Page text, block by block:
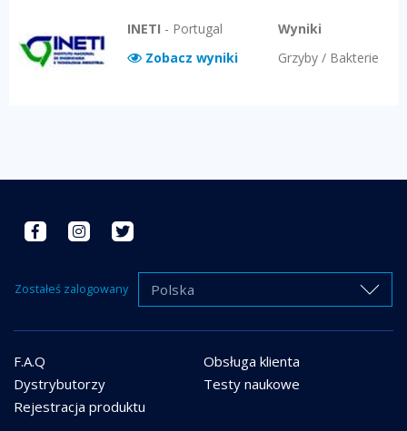
INETI - Portugal
Zobacz wyniki
Wyniki
Grzyby / Bakterie
Zostałeś zalogowany Polska
F.A.Q
Obsługa klienta
Dystrybutorzy
Testy naukowe
Rejestracja produktu